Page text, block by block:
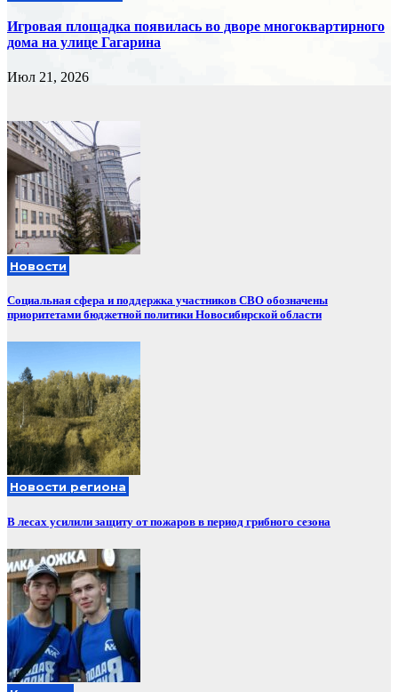
Игровая площадка появилась во дворе многоквартирного
дома на улице Гагарина
Июл 21, 2026
Новости
Социальная сфера и поддержка участников СВО обозначены
приоритетами бюджетной политики Новосибирской области
Новости региона
В лесах усилили защиту от пожаров в период грибного сезона